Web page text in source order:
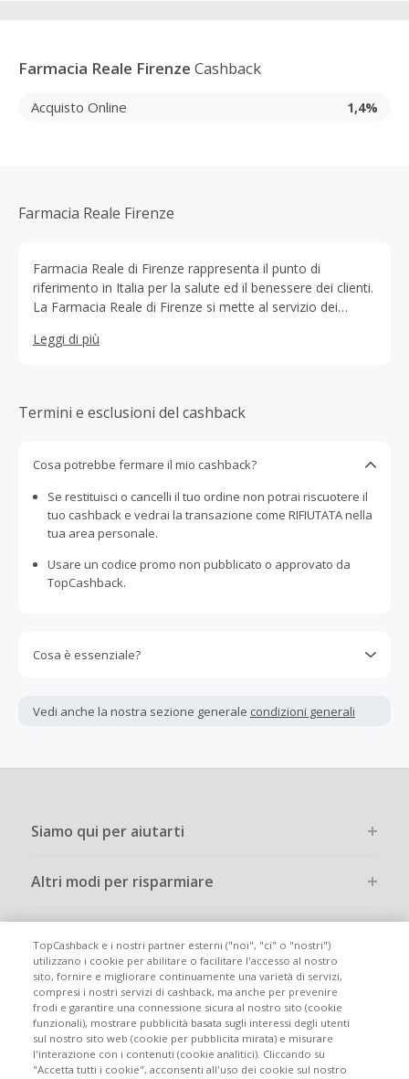
Farmacia Reale Firenze Cashback
Acquisto Online 1,4%
Farmacia Reale Firenze
Farmacia Reale di Firenze rappresenta il punto di
riferimento in Italia per la salute ed il benessere dei clienti.
La Farmacia Reale di Firenze si mette al servizio dei
Leggi di più
Termini e esclusioni del cashback
Cosa potrebbe fermare il mio cashback?
Se restituisci o cancelli il tuo ordine non potrai riscuotere il
tuo cashback e vedrai la transazione come RIFIUTATA nella
tua area personale.
Usare un codice promo non pubblicato o approvato da
TopCashback.
Cosa è essenziale?
interamente online.
dall'acquisto. Pertanto, se noti che il tuo cashback è
Vedi anche la nostra sezione generale condizioni generali
Siamo qui per aiutarti
Altri modi per risparmiare
Partecipa
Info legali
TopCashback e i nostri partner esterni ("noi", "ci" o "nostri")
utilizzano i cookie per abilitare o facilitare l'accesso al nostro
sito, fornire e migliorare continuamente una varietà di servizi,
compresi i nostri servizi di cashback, ma anche per prevenire
frodi e garantire una connessione sicura al nostro sito (cookie
funzionali), mostrare pubblicità basata sugli interessi degli utenti
sul nostro sito web (cookie per pubblicita mirata) e misurare
l'interazione con i contenuti (cookie analitici). Cliccando su
"Accetta tutti i cookie", acconsenti all'uso dei cookie sul nostro